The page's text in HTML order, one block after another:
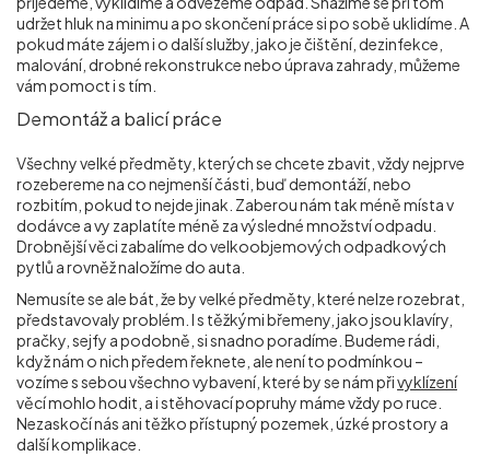
udržet hluk na minimu a po skončení práce si po sobě uklidíme. A
pokud máte zájem i o další služby, jako je čištění, dezinfekce,
malování, drobné rekonstrukce nebo úprava zahrady, můžeme
vám pomoct i s tím.
Demontáž a balicí práce
Všechny velké předměty, kterých se chcete zbavit, vždy nejprve
rozebereme na co nejmenší části, buď demontáží, nebo
rozbitím, pokud to nejde jinak. Zaberou nám tak méně místa v
dodávce a vy zaplatíte méně za výsledné množství odpadu.
Drobnější věci zabalíme do velkoobjemových odpadkových
pytlů a rovněž naložíme do auta.
Nemusíte se ale bát, že by velké předměty, které nelze rozebrat,
představovaly problém. I s těžkými břemeny, jako jsou klavíry,
pračky, sejfy a podobně, si snadno poradíme. Budeme rádi,
když nám o nich předem řeknete, ale není to podmínkou –
vozíme s sebou všechno vybavení, které by se nám přivyklízení
věcí mohlo hodit, a i stěhovací popruhy máme vždy po ruce.
Nezaskočí nás ani těžko přístupný pozemek, úzké prostory a
další komplikace.